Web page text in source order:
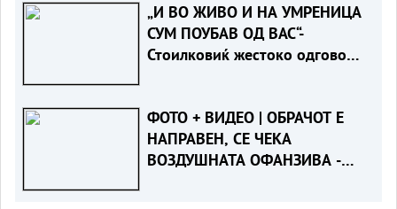
„И ВО ЖИВО И НА УМРЕНИЦА
СУМ ПОУБАВ ОД ВАС“-
Стоилковиќ жестоко одговори
ФОТО + ВИДЕО | ОБРАЧОТ Е
НАПРАВЕН, СЕ ЧЕКА
ВОЗДУШНАТА ОФАНЗИВА -